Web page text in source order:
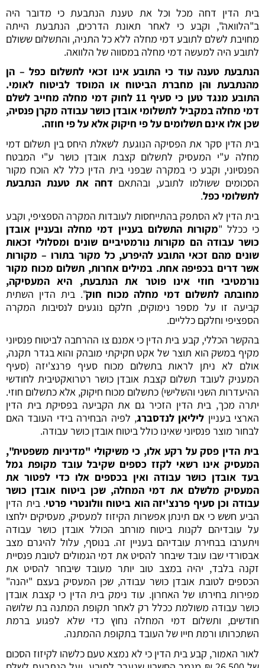
בית הדין דחה מכל וכל את טענת הנתבעת כי מדובר היה
ב"הלוואה", וקבע כי לאחר תאונת הדרכים, הנתבעת הייתה
מחויבת לשלם לתובע דמי מחלה ללא כל התניה, והתשלום ששולם
לתובע היה למעשה דמי מחלה במסווה של הלוואה.
הנתבעת טענה עוד כי התובע אינו זכאי לתשלום כפל – הן
מהנתבעת והן מחברת הביטוח או המוסד לביטוח לאומי.
התובע מנגד טען כי סעיף 11 לחוק דמי מחלה מחייב לשלם
דמי מחלה במקביל לתשלומי אובדן כושר עבודה מקרן פנסיה,
שכן אלו אינם תשלומים על פי חיקוק אלא על פי חוזה.
בית הדין סקר את הפסיקה הנוגעת לשאלת היחס בין תשלום דמי
מחלה ע"י המעסיק לתשלום קצבת אובדן כושר ע"י המבטח
הפנסיוני, וקבע כי במקרה שבפני בית הדין כלל לא הוכח מקור
הסכומים ששולמו לתובע, ובהתאם דחה את טענת הנתבעת
לתשלומי כפל.
בית הדין לא הסתפק בהתייחסות לעובדות המקרה הספציפי, וקבע
כי ככלל "מקורות התשלום בעניין דמי מחלה ובעניין אובדן
כושר עבודה הם מקורות נורמטיביים שונים ומסלולי זכאות
שונים מהם זכאי התובע להיפרע, כל מקור בתורו – מקורות
אשר דרים בכפיפה אחת. במילים אחרות, תשלום מכוח מקור
נורמטיבי חוזי אינו פוטר את הנתבעת, היא המעסיקה,
מחובתה לתשלום דמי מחלה מכוח חוק". בית הדין השתית
קביעה זו על מספר נימוקים, חלקם נוגעים לנסיבות המקרה
הספציפי וחלקם כלליים.
בהקשר הכללי, קבע בית הדין כי אמנם צו ההרחבה לביטוח פנסיוני
מקיף במשק הוא תוצר של אקט חקיקתי מובהק והוא בגדר תקנה,
אולם לא ניתן לראות בתשלום מכוח סעיף פרנצ'יזה (סעיף
המעניק לעובד תשלום קצבת אובדן כושר רטרואקטיבית לחודשי
ההיעדרות השני והשלישי) כתשלום מכוח חיקוק, אלא כתשלום חוזי.
יתרה מכך, בית הדין הזכיר גם את הקביעה בפסיקת בית הדין
הארצי בעניין ליליאן לנדסברג, לפיה הבחירה בידי העובד האם
לבחור מוצר פנסיוני שאינו כולל ביטוח אובדן כושר עבודה.
בית הדין פסק על רקע אלו, כי משיקולי "מדיניות משפטית",
המעסיק אינו רשאי לקזז כספים שקיבל עובד מקופת גמל
בעד אובדן כושר עבודה ואין בכספים אלו כדי לפטור את
המעסיק מלשלם את דמי המחלה, שכן ביטוח אובדן כושר
עבודה וכן סעיף פרנצ'יזה הוא ביטוח וולונטרי פרטי. בית הדין
הביע חשש כי אם תינתן אפשרות הקיזוז למעסיק, מעסיקים ילחצו
על עובדיהם לקנות ביטוח מורחב הכולל אובדן כושר עבודה
ויתערבו בבחירת עובדיהם בעניין זה. בנוסף, עלול להיגרם מצב
אבסורדי שבו עובד שיבחר להסיט את דמי הגמולים לטובת פנסיית
זקנה בלבד, יהיה במצב טוב יותר מעובד שיבחר להסיט את
הכספים לטובת אובדן כושר עבודה, שכן המעסיק בעצם "יהנה"
מפירות בחירתו של האחרון. עוד נימק בית הדין כי קצבת אובדן
כושר עבודה משולמת ככלל רק לאחר תקופת המתנה בת שלושה
חודשים, ותשלום דמי המחלה נחוץ כדי שלא לפגוע ברמת
השתכרותו ורמת חייו של העובד בתקופת ההמתנה.
לאור האמור, קבע בית הדין כי לא נמצא טעם כלשהו לקיזוז הסכום